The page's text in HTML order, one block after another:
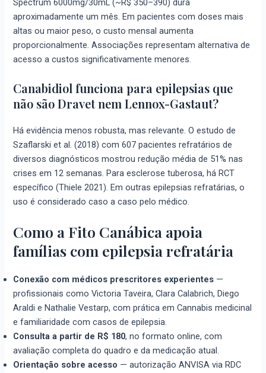
Spectrum 6000mg/30mL (~R$ 350–390) dura
aproximadamente um mês. Em pacientes com doses mais
altas ou maior peso, o custo mensal aumenta
proporcionalmente. Associações representam alternativa de
acesso a custos significativamente menores.
Canabidiol funciona para epilepsias que
não são Dravet nem Lennox-Gastaut?
Há evidência menos robusta, mas relevante. O estudo de
Szaflarski et al. (2018) com 607 pacientes refratários de
diversos diagnósticos mostrou redução média de 51% nas
crises em 12 semanas. Para esclerose tuberosa, há RCT
específico (Thiele 2021). Em outras epilepsias refratárias, o
uso é considerado caso a caso pelo médico.
Como a Fito Canábica apoia
famílias com epilepsia refratária
Conexão com médicos prescritores experientes —
profissionais como Victoria Taveira, Clara Calabrich, Diego
Araldi e Nathalie Vestarp, com prática em Cannabis medicinal
e familiaridade com casos de epilepsia.
Consulta a partir de R$ 180, no formato online, com
avaliação completa do quadro e da medicação atual.
Orientação sobre acesso — autorização ANVISA via RDC